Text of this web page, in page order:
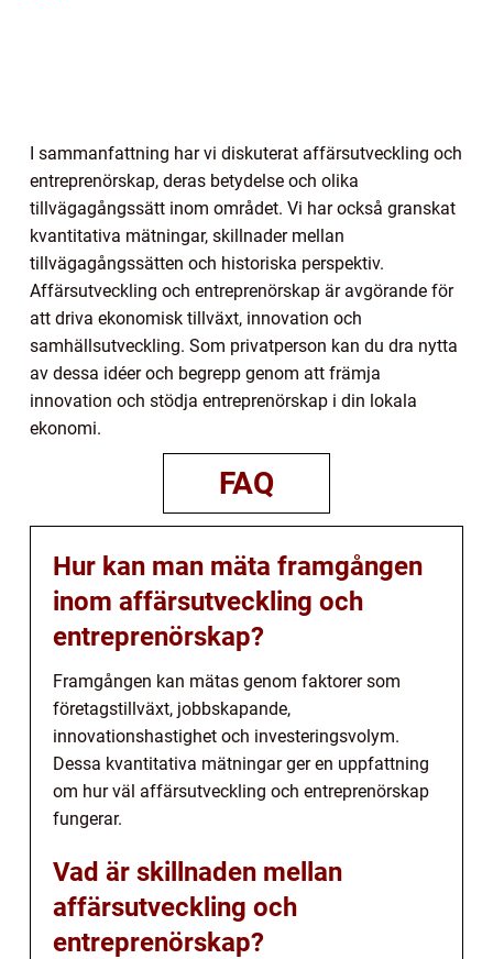
I sammanfattning har vi diskuterat affärsutveckling och
entreprenörskap, deras betydelse och olika
tillvägagångssätt inom området. Vi har också granskat
kvantitativa mätningar, skillnader mellan
tillvägagångssätten och historiska perspektiv.
Affärsutveckling och entreprenörskap är avgörande för
att driva ekonomisk tillväxt, innovation och
samhällsutveckling. Som privatperson kan du dra nytta
av dessa idéer och begrepp genom att främja
innovation och stödja entreprenörskap i din lokala
ekonomi.
FAQ
Hur kan man mäta framgången
inom affärsutveckling och
entreprenörskap?
Framgången kan mätas genom faktorer som
företagstillväxt, jobbskapande,
innovationshastighet och investeringsvolym.
Dessa kvantitativa mätningar ger en uppfattning
om hur väl affärsutveckling och entreprenörskap
fungerar.
Vad är skillnaden mellan
affärsutveckling och
entreprenörskap?